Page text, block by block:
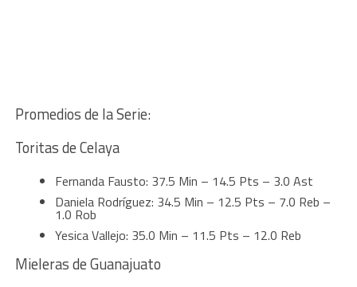
Promedios de la Serie:
Toritas de Celaya
Fernanda Fausto: 37.5 Min – 14.5 Pts – 3.0 Ast
Daniela Rodríguez: 34.5 Min – 12.5 Pts – 7.0 Reb –
1.0 Rob
Yesica Vallejo: 35.0 Min – 11.5 Pts – 12.0 Reb
Mieleras de Guanajuato